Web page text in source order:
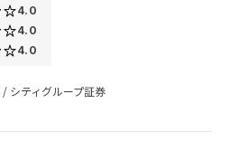
4.0
4.0
4.0
/ シティグループ証券